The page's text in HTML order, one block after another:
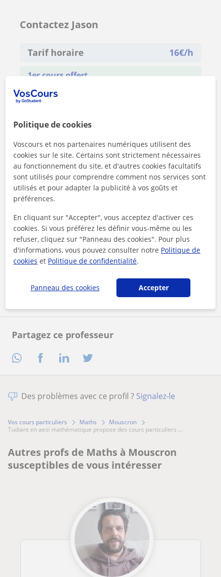
Partagez ce professeur
Contactez Jason
Tarif horaire 16€/h
1er cours offert
En cliquant sur l'un des deux boutons, vous acceptez nos
mentions légaleset deconfidentialité
Contacter maintenant
Des problèmes avec ce profil ? Signalez-le
Vos cours particuliers Maths
Mouscron
tudiant en aesi mathématique propose des cours particuliers ...
Autres profs de Maths à Mouscron
susceptibles de vous intéresser
Politique de cookies
Voscours et nos partenaires numériques utilisent des
cookies sur le site. Certains sont strictement nécessaires
au fonctionnement du site, et d'autres cookies facultatifs
sont utilisés pour comprendre comment nos services sont
utilisés et pour adapter la publicité à vos goûts et
préférences.
En cliquant sur "Accepter", vous acceptez d'activer ces
cookies. Si vous préférez les définir vous-même ou les
refuser, cliquez sur "Panneau des cookies". Pour plus
d'informations, vous pouvez consulter notre Politique de
cookies et Politique de confidentialité.
Panneau des cookies Accepter